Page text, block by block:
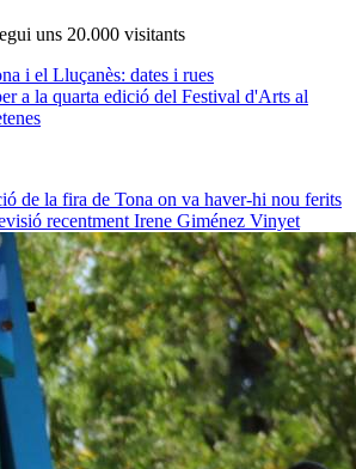
uns 20.000 visitants
i el Lluçanès: dates i rues
a la quarta edició del Festival d'Arts al
de la fira de Tona on va haver-hi nou ferits
recentment Irene Giménez Vinyet